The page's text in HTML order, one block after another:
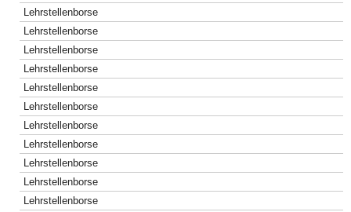
Lehrstellenborse
Lehrstellenborse
Lehrstellenborse
Lehrstellenborse
Lehrstellenborse
Lehrstellenborse
Lehrstellenborse
Lehrstellenborse
Lehrstellenborse
Lehrstellenborse
Lehrstellenborse